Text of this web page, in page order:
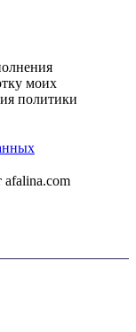
моих
политики
afalina.com